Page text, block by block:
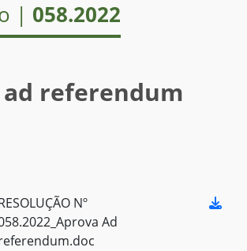
| 058.2022
referendum
Nº
Ad